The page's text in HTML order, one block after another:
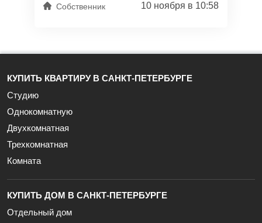
Собственник 10 ноября в 10:58
КУПИТЬ КВАРТИРУ В САНКТ-ПЕТЕРБУРГЕ
Студию
Однокомнатную
Двухкомнатная
Трехкомнатная
Комната
КУПИТЬ ДОМ В САНКТ-ПЕТЕРБУРГЕ
Отдельный дом